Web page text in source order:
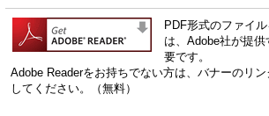
PDF形式のファイ
は、Adobe社が提
要です。
Adobe Readerをお持ちでない方は、バナーのリ
してください。（無料）